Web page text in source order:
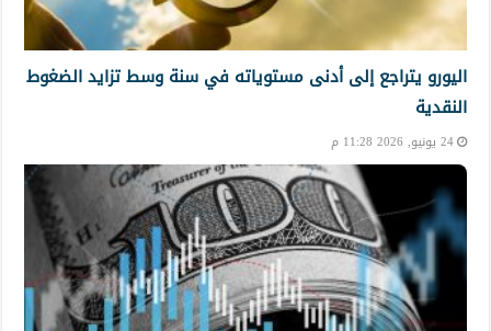
اليورو يتراجع إلى أدنى مستوياته في سنة وسط تزايد الضغوط
النقدية
24 يونيو, 2026 11:28 م